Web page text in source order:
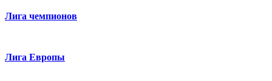
Лига чемпионов
Лига Европы